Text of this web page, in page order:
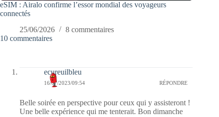
eSIM : Airalo confirme l’essor mondial des voyageurs
connectés
25/06/2026
8 commentaires
10 commentaires
ecureuilbleu
16/07/2023/09:54 RÉPONDRE
Belle soirée en perspective pour ceux qui y assisteront !
Une belle expérience qui me tenterait. Bon dimanche